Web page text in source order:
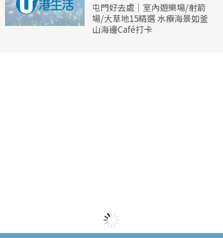
屯門好去處｜室內遊樂場/射箭
場/大草地15精選 水療海景如釜
山海邊Café打卡